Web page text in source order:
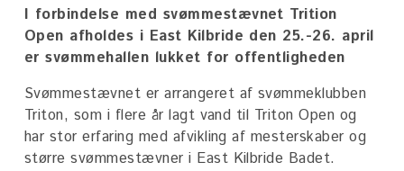
I forbindelse med svømmestævnet Trition
Open afholdes i East Kilbride den 25.-26. april
er svømmehallen lukket for offentligheden
Svømmestævnet er arrangeret af svømmeklubben
Triton, som i flere år lagt vand til Triton Open og
har stor erfaring med afvikling af mesterskaber og
større svømmestævner i East Kilbride Badet.
Øvrige aktiviteter
Fysioterapi
Skolesvømning
Medbragt mad
Om badet
Om East Kilbride Badet
Bassiner
50 meter bassin
Gå til Ballerup Idrætsby